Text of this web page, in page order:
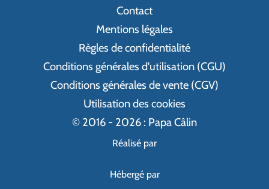
Contact
Mentions légales
Règles de confidentialité
Conditions générales d'utilisation (CGU)
Conditions générales de vente (CGV)
Utilisation des cookies
© 2016 - 2026 : Papa Câlin
Réalisé par
Hébergé par